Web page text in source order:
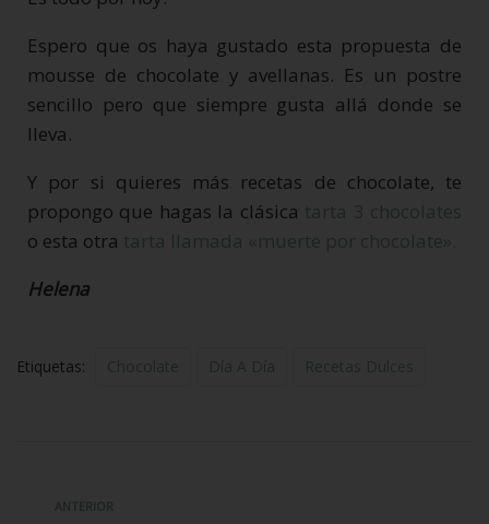
Espero que os haya gustado esta propuesta de
mousse de chocolate y avellanas. Es un postre
sencillo pero que siempre gusta allá donde se
lleva.
Y por si quieres más recetas de chocolate, te
propongo que hagas la clásica tarta 3 chocolates
o esta otra tarta llamada «muerte por chocolate».
Helena
Etiquetas: Chocolate Día A Día Recetas Dulces
ANTERIOR